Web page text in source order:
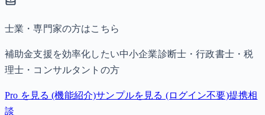
士業・専門家の方はこちら
補助金支援を効率化したい中小企業診断士・行政書士・税
理士・コンサルタントの方
Pro を見る (機能紹介)サンプルを見る (ログイン不要)提携相
談